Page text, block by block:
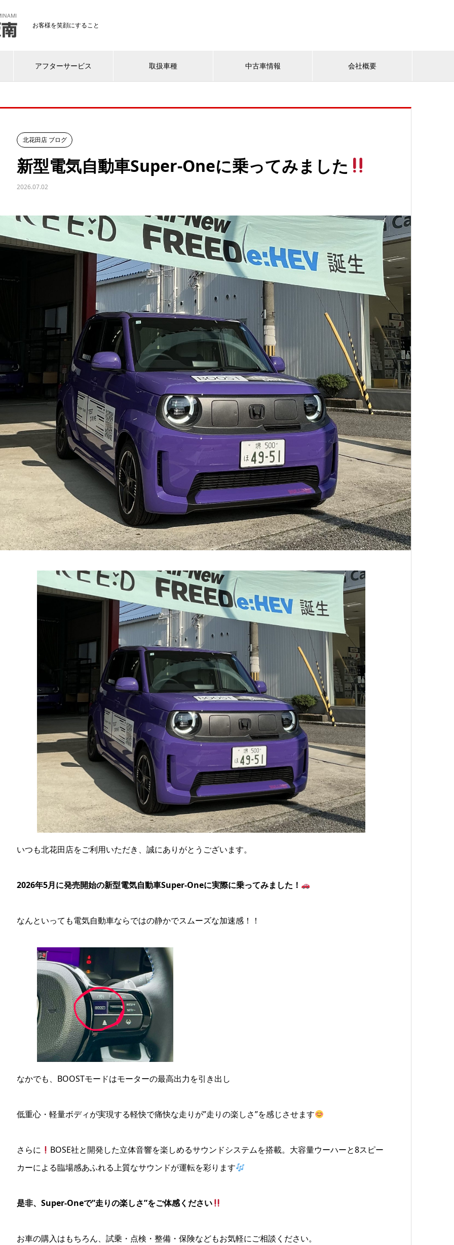
お客様を笑顔にすること
アフターサービス 取扱車種 中古車情報 会社概要
北花田店 ブログ
新型電気自動車Super-Oneに乗ってみました
2026.07.02
いつも北花田店をご利用いただき、誠にありがとうございます。
2026年5月に発売開始の新型電気自動車Super-Oneに実際に乗ってみました！
なんといっても電気自動車ならではの静かでスムーズな加速感！！
なかでも、BOOSTモードはモーターの最高出力を引き出し
低重心・軽量ボディが実現する軽快で痛快な走りが”走りの楽しさ”を感じさせます
さらに
BOSE社と開発した立体音響を楽しめるサウンドシステムを搭載。大容量ウーハーと8スピー
カーによる臨場感あふれる上質なサウンドが運転を彩ります
是非、Super-Oneで”走りの楽しさ”をご体感ください
お車の購入はもちろん、試乗・点検・整備・保険などもお気軽にご相談ください。